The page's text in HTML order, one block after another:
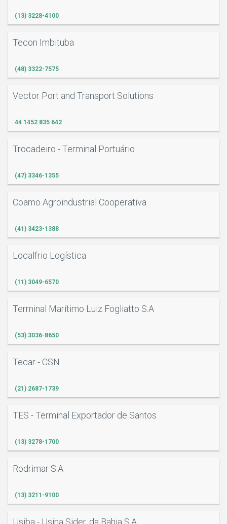
(13) 3228-4100
Tecon Imbituba
(48) 3322-7575
Vector Port and Transport Solutions
44 1452 835 642
Trocadeiro - Terminal Portuário
(47) 3346-1355
Coamo Agroindustrial Cooperativa
(41) 3423-1388
Localfrio Logística
(11) 3049-6570
Terminal Marítimo Luiz Fogliatto S.A
(53) 3036-8650
Tecar - CSN
(21) 2687-1739
TES - Terminal Exportador de Santos
(13) 3278-1700
Rodrimar S.A
(13) 3211-9100
Usiba - Usina Sider. da Bahia S.A.